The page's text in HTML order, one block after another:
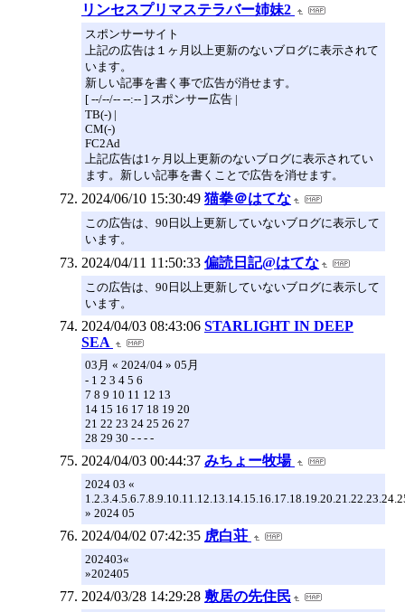
リンセスプリマステラバー姉妹2
スポンサーサイト
上記の広告は１ヶ月以上更新のないブログに表示されて
います。
新しい記事を書く事で広告が消せます。
[ --/--/-- --:-- ] スポンサー広告 |
TB(-) |
CM(-)
FC2Ad
上記広告は1ヶ月以上更新のないブログに表示されてい
ます。新しい記事を書くことで広告を消せます。
2024/06/10 15:30:49 猫拳＠はてな
この広告は、90日以上更新していないブログに表示して
います。
2024/04/11 11:50:33 偏読日記@はてな
この広告は、90日以上更新していないブログに表示して
います。
2024/04/03 08:43:06 STARLIGHT IN DEEP
SEA
03月 « 2024/04 » 05月
- 1 2 3 4 5 6
7 8 9 10 11 12 13
14 15 16 17 18 19 20
21 22 23 24 25 26 27
28 29 30 - - - -
2024/04/03 00:44:37 みちょー牧場
2024 03 «
» 2024 05
2024/04/02 07:42:35 虎白荘
202403«
»202405
2024/03/28 14:29:28 敷居の先住民